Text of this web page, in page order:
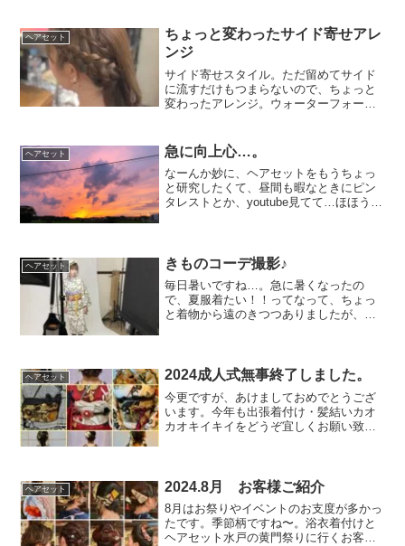
ヘアセット
ちょっと変わったサイド寄せアレ
ンジ
サイド寄せスタイル。ただ留めてサイド
に流すだけもつまらないので、ちょっと
変わったアレンジ。ウォーターフォール×
ってるんだけど、ちょっと練習しないと
ね〜。今日は、私は家で...
ヘアセット 急に向上心…。
なーんか妙に、ヘアセットをもうちょっ
と研究したくて、昼間も暇なときにピン
タレストとか、youtube見てて…ほほう、
む。そっかー。こー...
ヘアセット きものコーデ撮影♪
毎日暑いですね…。急に暑くなったの
で、夏服着たい！！ってなって、ちょっ
と着物から遠のきつつありましたが、私
めちゃめちゃ可愛らしいモデ...
ヘアセット 2024成人式無事終了しました。
今更ですが、あけましておめでとうござ
います。今年も出張着付け・髪結いカオ
カオキイキイをどうぞ宜しくお願い致し
ころ。今年担当させてい...
ヘアセット 2024.8月 お客様ご紹介
8月はお祭りやイベントのお支度が多かっ
たです。季節柄ですね〜。浴衣着付けと
ヘアセット水戸の黄門祭りに行くお客